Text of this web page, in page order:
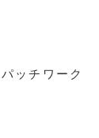
ッチワーク